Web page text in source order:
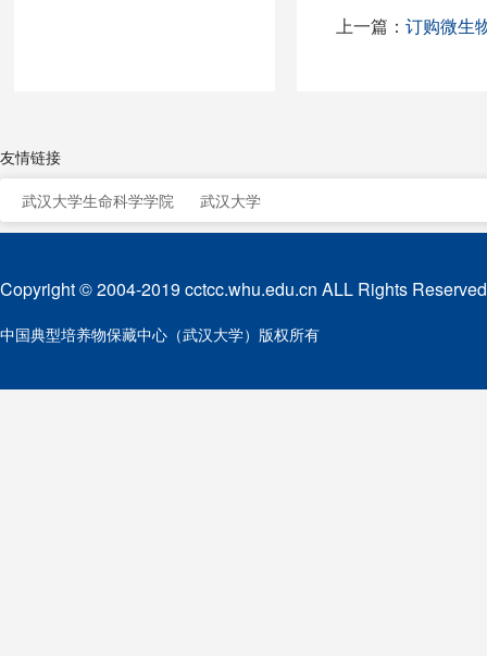
上一篇： 订购微生
友情链接
武汉大学生命科学学院
武汉大学
Copyright © 2004-2019 cctcc.whu.edu.cn ALL Rights
中国典型培养物保藏中心（武汉大学）版权所有